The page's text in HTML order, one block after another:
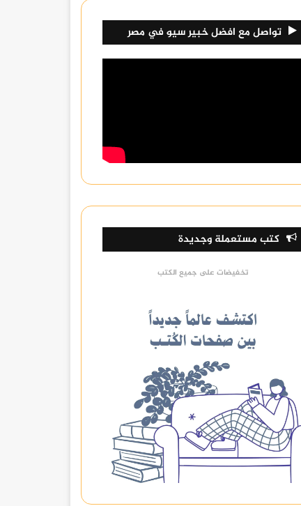
تواصل مع افضل خبير سيو في مصر
كتب مستعملة وجديدة
تخفيضات على جميع الكتب